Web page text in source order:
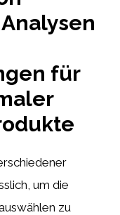
für
um die
zu